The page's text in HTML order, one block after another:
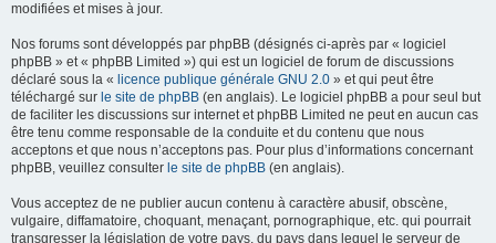
modifiées et mises à jour.
Nos forums sont développés par phpBB (désignés ci-après par « logiciel
phpBB » et « phpBB Limited ») qui est un logiciel de forum de discussions
déclaré sous la « licence publique générale GNU 2.0 » et qui peut être
téléchargé sur le site de phpBB (en anglais). Le logiciel phpBB a pour seul but
de faciliter les discussions sur internet et phpBB Limited ne peut en aucun cas
être tenu comme responsable de la conduite et du contenu que nous
acceptons et que nous n’acceptons pas. Pour plus d’informations concernant
phpBB, veuillez consulter le site de phpBB (en anglais).
Vous acceptez de ne publier aucun contenu à caractère abusif, obscène,
vulgaire, diffamatoire, choquant, menaçant, pornographique, etc. qui pourrait
transgresser la législation de votre pays, du pays dans lequel le serveur de